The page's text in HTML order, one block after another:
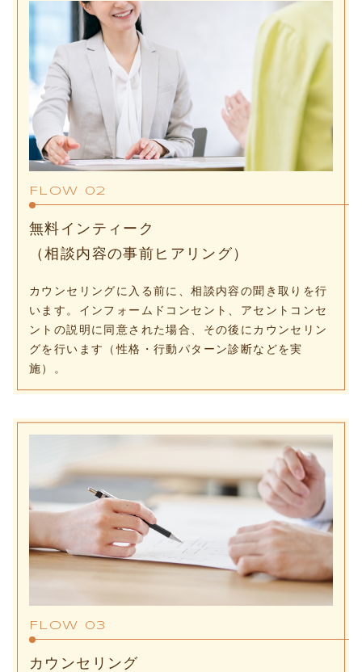
FLOW 02
無料インティーク
（相談内容の事前ヒアリング）
カウンセリングに入る前に、相談内容の聞き取りを行
います。インフォームドコンセント、アセントコンセ
ントの説明に同意された場合、その後にカウンセリン
グを行います（性格・行動パターン診断などを実
施）。
FLOW 03
カウンセリング